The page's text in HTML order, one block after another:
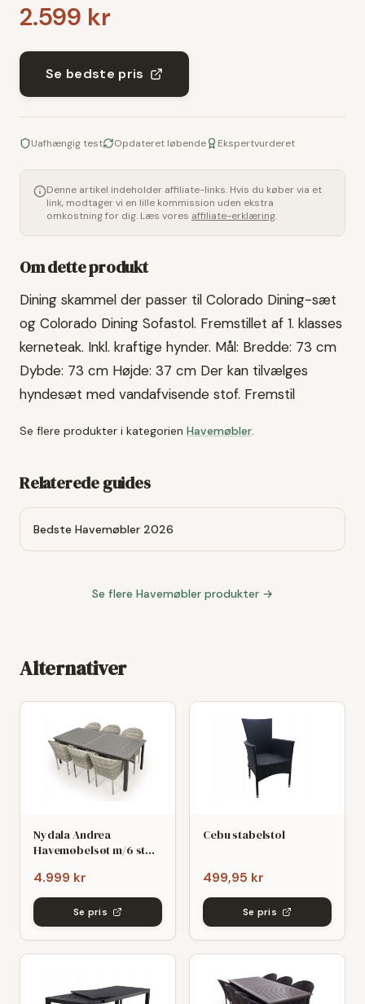
2.599 kr
Se bedste pris
Uafhængig test Opdateret løbende Ekspertvurderet
Denne artikel indeholder affiliate-links. Hvis du køber via et
link, modtager vi en lille kommission uden ekstra
omkostning for dig. Læs vores affiliate-erklæring.
Om dette produkt
Dining skammel der passer til Colorado Dining-sæt
og Colorado Dining Sofastol. Fremstillet af 1. klasses
kerneteak. Inkl. kraftige hynder. Mål: Bredde: 73 cm
Dybde: 73 cm Højde: 37 cm Der kan tilvælges
hyndesæt med vandafvisende stof. Fremstil
Se flere produkter i kategorien Havemøbler.
Relaterede guides
Bedste Havemøbler 2026
Se flere Havemøbler produkter →
Alternativer
Nydala Andrea
Havemøbelsøt m/6 stole
grø
4.999 kr
Se pris
Cebu stabelstol
499,95 kr
Se pris